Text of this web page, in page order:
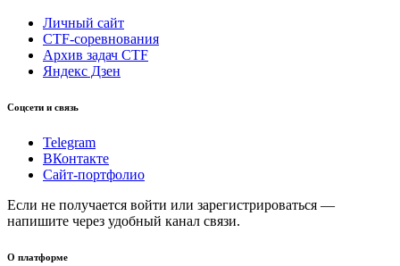
Личный сайт
CTF-соревнования
Архив задач CTF
Яндекс Дзен
Соцсети и связь
Telegram
ВКонтакте
Сайт-портфолио
Если не получается войти или зарегистрироваться —
напишите через удобный канал связи.
О платформе